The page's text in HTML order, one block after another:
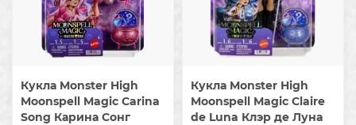
Кукла Monster High
Moonspell Magic Carina
Song Карина Сонг
Кукла Monster High
Moonspell Magic Claire
de Luna Клэр де Луна